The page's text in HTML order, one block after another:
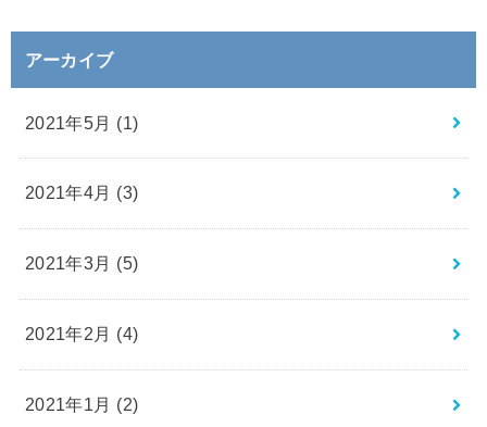
アーカイブ
2021年5月 (1)
2021年4月 (3)
2021年3月 (5)
2021年2月 (4)
2021年1月 (2)